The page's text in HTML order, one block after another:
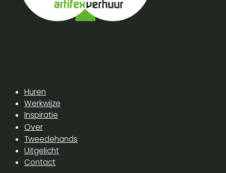
Huren
Werkwijze
Inspiratie
Over
Tweedehands
Uitgelicht
Contact